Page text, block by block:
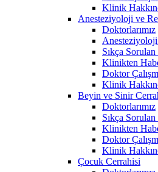
Klinik
Anesteziyoloji ve
Doktorlarımız
Sıkça
Klinikten
Doktor
Klinik
Beyin ve Sinir
Doktorlarımız
Sıkça
Klinikten
Doktor
Klinik
Çocuk Cerrahisi